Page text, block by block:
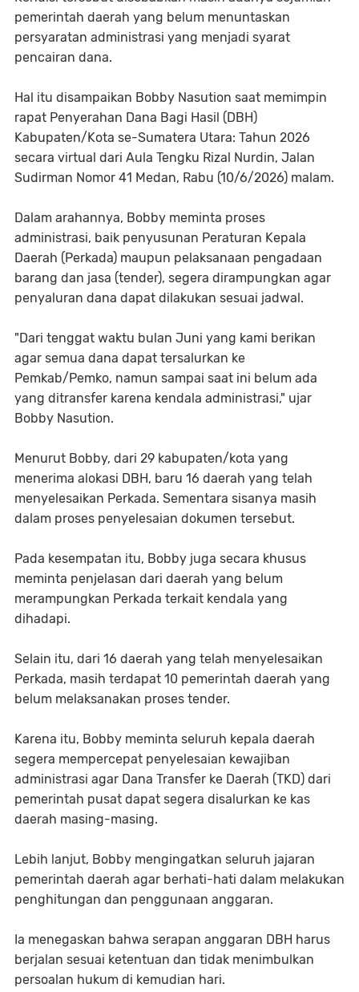
pemerintah daerah yang belum menuntaskan
persyaratan administrasi yang menjadi syarat
pencairan dana.
Hal itu disampaikan Bobby Nasution saat memimpin
rapat Penyerahan Dana Bagi Hasil (DBH)
Kabupaten/Kota se-Sumatera Utara: Tahun 2026
secara virtual dari Aula Tengku Rizal Nurdin, Jalan
Sudirman Nomor 41 Medan, Rabu (10/6/2026) malam.
Dalam arahannya, Bobby meminta proses
administrasi, baik penyusunan Peraturan Kepala
Daerah (Perkada) maupun pelaksanaan pengadaan
barang dan jasa (tender), segera dirampungkan agar
penyaluran dana dapat dilakukan sesuai jadwal.
"Dari tenggat waktu bulan Juni yang kami berikan
agar semua dana dapat tersalurkan ke
Pemkab/Pemko, namun sampai saat ini belum ada
yang ditransfer karena kendala administrasi," ujar
Bobby Nasution.
Menurut Bobby, dari 29 kabupaten/kota yang
menerima alokasi DBH, baru 16 daerah yang telah
menyelesaikan Perkada. Sementara sisanya masih
dalam proses penyelesaian dokumen tersebut.
Pada kesempatan itu, Bobby juga secara khusus
meminta penjelasan dari daerah yang belum
merampungkan Perkada terkait kendala yang
dihadapi.
Selain itu, dari 16 daerah yang telah menyelesaikan
Perkada, masih terdapat 10 pemerintah daerah yang
belum melaksanakan proses tender.
Karena itu, Bobby meminta seluruh kepala daerah
segera mempercepat penyelesaian kewajiban
administrasi agar Dana Transfer ke Daerah (TKD) dari
pemerintah pusat dapat segera disalurkan ke kas
daerah masing-masing.
Lebih lanjut, Bobby mengingatkan seluruh jajaran
pemerintah daerah agar berhati-hati dalam melakukan
penghitungan dan penggunaan anggaran.
Ia menegaskan bahwa serapan anggaran DBH harus
berjalan sesuai ketentuan dan tidak menimbulkan
persoalan hukum di kemudian hari.